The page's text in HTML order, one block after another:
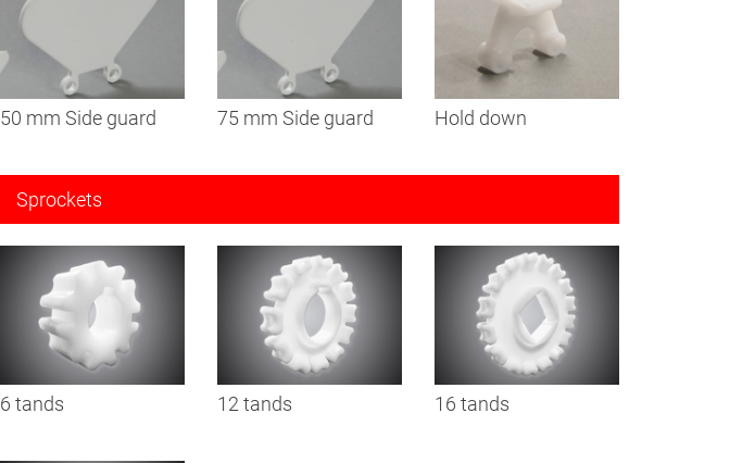
50 mm Side guard 75 mm Side guard Hold down
Sprockets
6 tands 12 tands 16 tands